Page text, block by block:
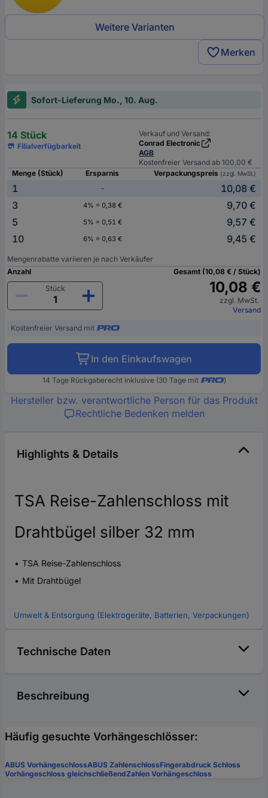
Weitere Varianten
Merken
Sofort-Lieferung Mo., 10. Aug.
14 Stück
Filialverfügbarkeit
Verkauf und Versand:
Conrad Electronic
AGB
Kostenfreier Versand ab 100,00 €
Menge (Stück)
Ersparnis Verpackungspreis (zzgl. MwSt.)
1 -
10,08 €
3
4% = 0,38 €
9,70 €
5
5% = 0,51 €
9,57 €
10
6% = 0,63 € 9,45 €
Mengenrabatte variieren je nach Verkäufer
Anzahl
Stück
Gesamt (10,08 € / Stück)
10,08 €
zzgl. MwSt.
Versand
Kostenfreier Versand mit
In den Einkaufswagen
14 Tage Rückgaberecht inklusive (30 Tage mit )
Hersteller bzw. verantwortliche Person für das Produkt
Rechtliche Bedenken melden
Highlights & Details
TSA Reise-Zahlenschloss mit
Drahtbügel silber 32 mm
TSA Reise-Zahlenschloss
Mit Drahtbügel
Umwelt & Entsorgung (Elektrogeräte, Batterien, Verpackungen)
Technische Daten
Beschreibung
Häufig gesuchte Vorhängeschlösser:
ABUS VorhängeschlossABUS ZahlenschlossFingerabdruck Schloss
Vorhängeschloss gleichschließendZahlen Vorhängeschloss